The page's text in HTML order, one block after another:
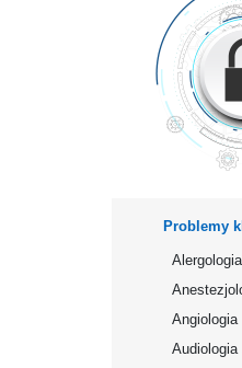
Problemy
Alergologia
Angiologia